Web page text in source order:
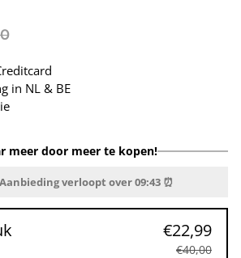
in NL & BE
meer door meer te kopen!
verloopt over09:43 ⏰
€22,99
€40,00